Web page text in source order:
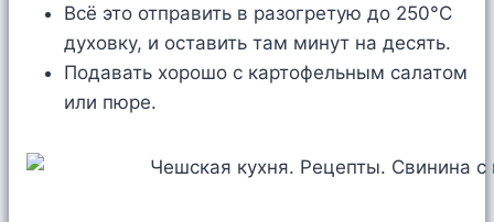
Всё это отправить в разогретую до 250°C
духовку, и оставить там минут на десять.
Подавать хорошо с картофельным салатом
или пюре.